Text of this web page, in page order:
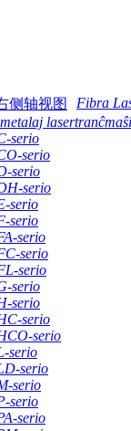
Fibra
serio
serio
serio
serio
serio
serio
serio
serio
serio
serio
serio
serio
serio
serio
serio
serio
serio
serio